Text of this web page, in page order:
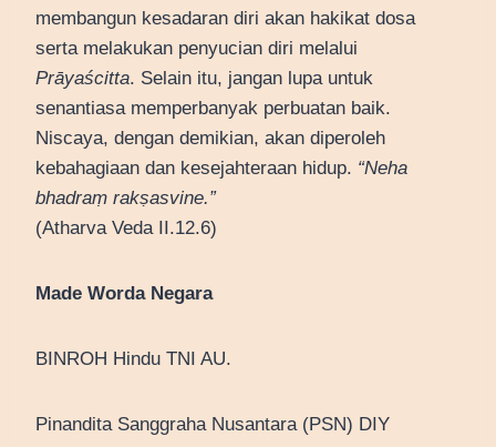
membangun kesadaran diri akan hakikat dosa
serta melakukan penyucian diri melalui
Prāyaścitta. Selain itu, jangan lupa untuk
senantiasa memperbanyak perbuatan baik.
Niscaya, dengan demikian, akan diperoleh
kebahagiaan dan kesejahteraan hidup. “Neha
bhadraṃ rakṣasvine.”
(Atharva Veda II.12.6)
Made Worda Negara
BINROH Hindu TNI AU.
Pinandita Sanggraha Nusantara (PSN) DIY